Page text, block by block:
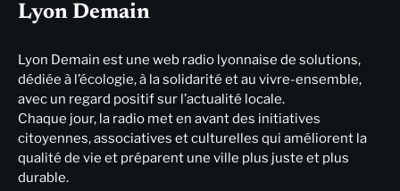
Lyon Demain
Lyon Demain est une web radio lyonnaise de solutions,
dédiée à l’écologie, à la solidarité et au vivre-ensemble,
avec un regard positif sur l’actualité locale.
Chaque jour, la radio met en avant des initiatives
citoyennes, associatives et culturelles qui améliorent la
qualité de vie et préparent une ville plus juste et plus
durable.